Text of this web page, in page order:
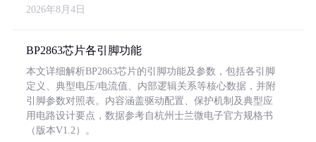
2026年8月4日
BP2863芯片各引脚功能
本文详细解析BP2863芯片的引脚功能及参数，包括各引脚
定义、典型电压/电流值、内部逻辑关系等核心数据，并附
引脚参数对照表。内容涵盖驱动配置、保护机制及典型应
用电路设计要点，数据参考自杭州士兰微电子官方规格书
（版本V1.2）。